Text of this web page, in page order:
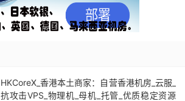
HKCoreX_香港本土商家：自营香港机房_云服_
抗攻击VPS_物理机_母机_托管_优质稳定资源